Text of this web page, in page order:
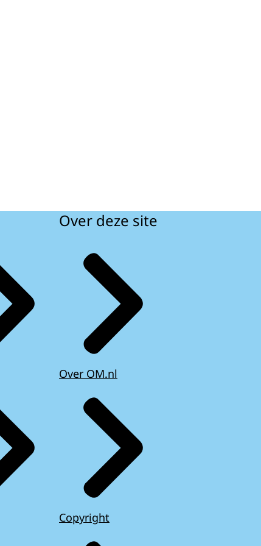
Over deze site
Over OM.nl
Copyright